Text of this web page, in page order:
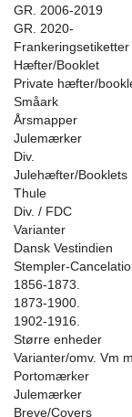
GR. 2006-2019
GR. 2020-
Frankeringsetiketter
Hæfter/Booklet
Private hæfter/
Småark
Årsmapper
Julemærker
Div.
Julehæfter/Booklets
Thule
Div. / FDC
Varianter
Dansk Vestindien
Stempler-
1856-1873.
1873-1900.
1902-1916.
Større enheder
Varianter/omv. Vm
Portomærker
Julemærker
Breve/Covers